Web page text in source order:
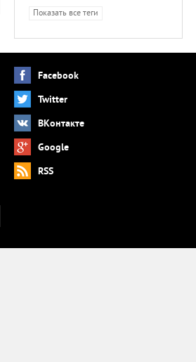
Показать все теги
Facebook
Twitter
ВКонтакте
Google
RSS